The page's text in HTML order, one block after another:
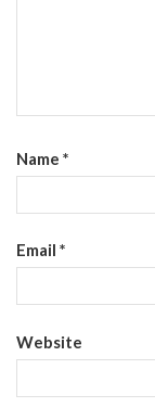
Name *
Email *
Website